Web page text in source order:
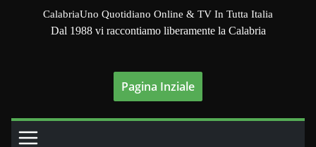
CalabriaUno Quotidiano Online & TV In Tutta Italia
Dal 1988 vi raccontiamo liberamente la Calabria
Pagina Inziale